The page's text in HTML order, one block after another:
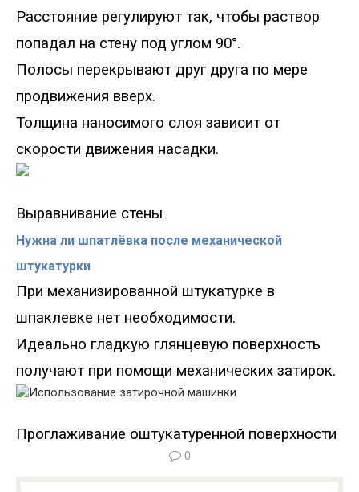
Расстояние регулируют так, чтобы раствор
попадал на стену под углом 90°.
Полосы перекрывают друг друга по мере
продвижения вверх.
Толщина наносимого слоя зависит от
скорости движения насадки.
Выравнивание стены
Нужна ли шпатлёвка после механической
штукатурки
При механизированной штукатурке в
шпаклевке нет необходимости.
Идеально гладкую глянцевую поверхность
получают при помощи механических затирок.
Проглаживание оштукатуренной поверхности
0